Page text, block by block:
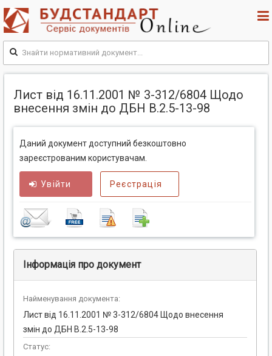
Лист від 16.11.2001 № 3-312/6804 Щодо
внесення змін до ДБН В.2.5-13-98
Даний документ доступний безкоштовно
зареєстрованим користувачам.
Увійти Реєстрація
Інформація про документ
Найменування документа:
Лист від 16.11.2001 № 3-312/6804 Щодо внесення
змін до ДБН В.2.5-13-98
Статус: